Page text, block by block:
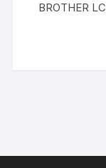
BROTHER